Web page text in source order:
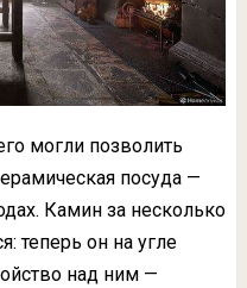
могли позволить
посуда —
Камин за несколько
теперь он на угле
над ним —